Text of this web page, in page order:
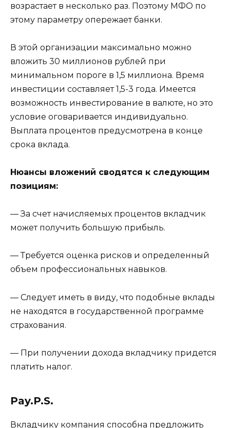
возрастает в несколько раз. Поэтому МФО по
этому параметру опережает банки.
В этой организации максимально можно
вложить 30 миллионов рублей при
минимальном пороге в 1,5 миллиона. Время
инвестиции составляет 1,5-3 года. Имеется
возможность инвестирование в валюте, но это
условие оговаривается индивидуально.
Выплата процентов предусмотрена в конце
срока вклада.
Нюансы вложений сводятся к следующим
позициям:
— За счет начисляемых процентов вкладчик
может получить большую прибыль.
— Требуется оценка рисков и определенный
объем профессиональных навыков.
— Следует иметь в виду, что подобные вклады
не находятся в государственной программе
страхования.
— При получении дохода вкладчику придется
платить налог.
Pay.P.S.
Вкладчику компания способна предложить